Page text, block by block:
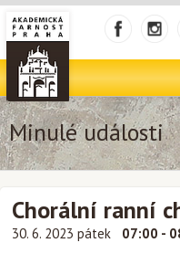
Minulé události
Chorální ranní
30. 6. 2023 pátek 07:00 -